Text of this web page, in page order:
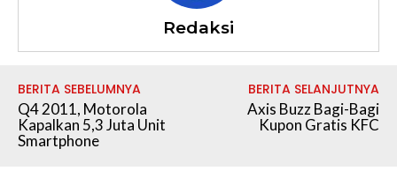
Redaksi
BERITA SEBELUMNYA
Q4 2011, Motorola
Kapalkan 5,3 Juta Unit
Smartphone
BERITA SELANJUTNYA
Axis Buzz Bagi-Bagi
Kupon Gratis KFC